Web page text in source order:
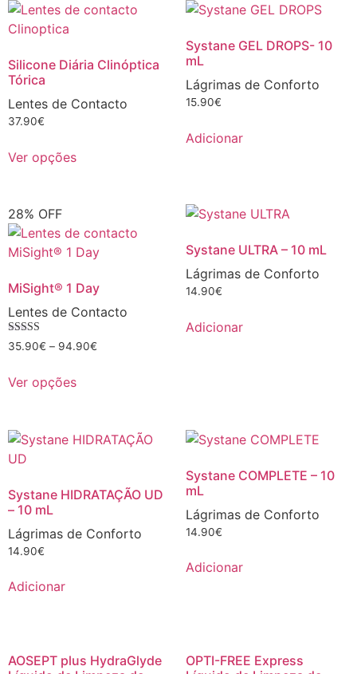
Silicone Diária Clinóptica
Tórica
Lentes de Contacto
37.90€
Ver opções
Systane GEL DROPS- 10
mL
Lágrimas de Conforto
15.90€
Adicionar
28% OFF
MiSight® 1 Day
Lentes de Contacto
Avaliação
5.00
35.90€ – 94.90€
Ver opções
Systane ULTRA – 10 mL
Lágrimas de Conforto
14.90€
Adicionar
Systane HIDRATAÇÃO UD
– 10 mL
Lágrimas de Conforto
14.90€
Adicionar
Systane COMPLETE – 10
mL
Lágrimas de Conforto
14.90€
Adicionar
AOSEPT plus HydraGlyde
OPTI-FREE Express